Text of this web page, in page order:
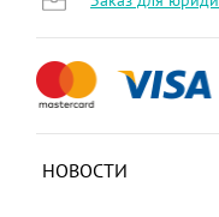
НОВОСТИ